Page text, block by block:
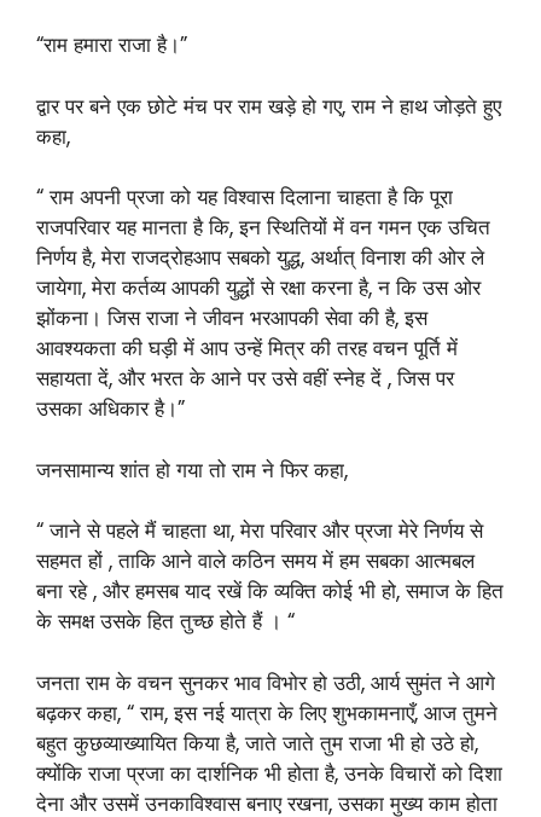
“राम हमारा राजा है।”
द्वार पर बने एक छोटे मंच पर राम खड़े हो गए, राम ने हाथ जोड़ते हुए
कहा,
“ राम अपनी प्रजा को यह विश्वास दिलाना चाहता है कि पूरा
राजपरिवार यह मानता है कि, इन स्थितियों में वन गमन एक उचित
निर्णय है, मेरा राजद्रोहआप सबको युद्ध, अर्थात् विनाश की ओर ले
जायेगा, मेरा कर्तव्य आपकी युद्धों से रक्षा करना है, न कि उस ओर
झोंकना। जिस राजा ने जीवन भरआपकी सेवा की है, इस
आवश्यकता की घड़ी में आप उन्हें मित्र की तरह वचन पूर्ति में
सहायता दें, और भरत के आने पर उसे वहीं स्नेह दें , जिस पर
उसका अधिकार है।”
जनसामान्य शांत हो गया तो राम ने फिर कहा,
“ जाने से पहले मैं चाहता था, मेरा परिवार और प्रजा मेरे निर्णय से
सहमत हों , ताकि आने वाले कठिन समय में हम सबका आत्मबल
बना रहे , और हमसब याद रखें कि व्यक्ति कोई भी हो, समाज के हित
के समक्ष उसके हित तुच्छ होते हैं । “
जनता राम के वचन सुनकर भाव विभोर हो उठी, आर्य सुमंत ने आगे
बढ़कर कहा, “ राम, इस नई यात्रा के लिए शुभकामनाएँ, आज तुमने
बहुत कुछव्याख्यायित किया है, जाते जाते तुम राजा भी हो उठे हो,
क्योंकि राजा प्रजा का दार्शनिक भी होता है, उनके विचारों को दिशा
देना और उसमें उनकाविश्वास बनाए रखना, उसका मुख्य काम होता